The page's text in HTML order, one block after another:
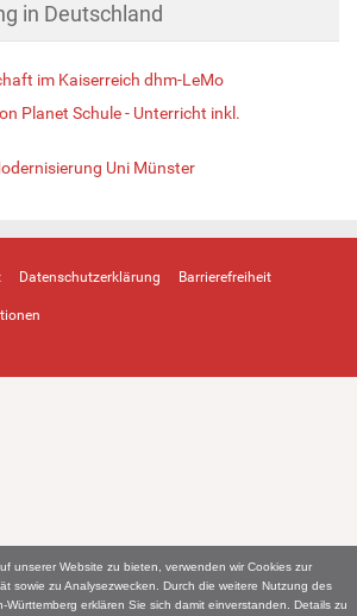
unserer Website zu bieten, verwenden wir Cookies zur
sowie zu Analysezwecken. Durch die weitere Nutzung des
erklären Sie sich damit einverstanden. Details zu
in Deutschland
im Kaiserreich dhm-LeMo
Planet Schule - Unterricht inkl.
Uni Münster
Datenschutzerklärung Barrierefreiheit